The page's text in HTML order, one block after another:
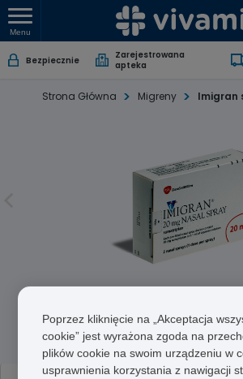
Menu
Bezpiecznie
Zarejestrowana
apteka
Strona Główna Migreny Imigran
Imigran spray
Sumatryptan
Poprzez kliknięcie na „Akceptacja
cookie” jest wyrażona zgoda na
plików cookie na swoim urządzeniu w
usprawnienia korzystania z nawigacji